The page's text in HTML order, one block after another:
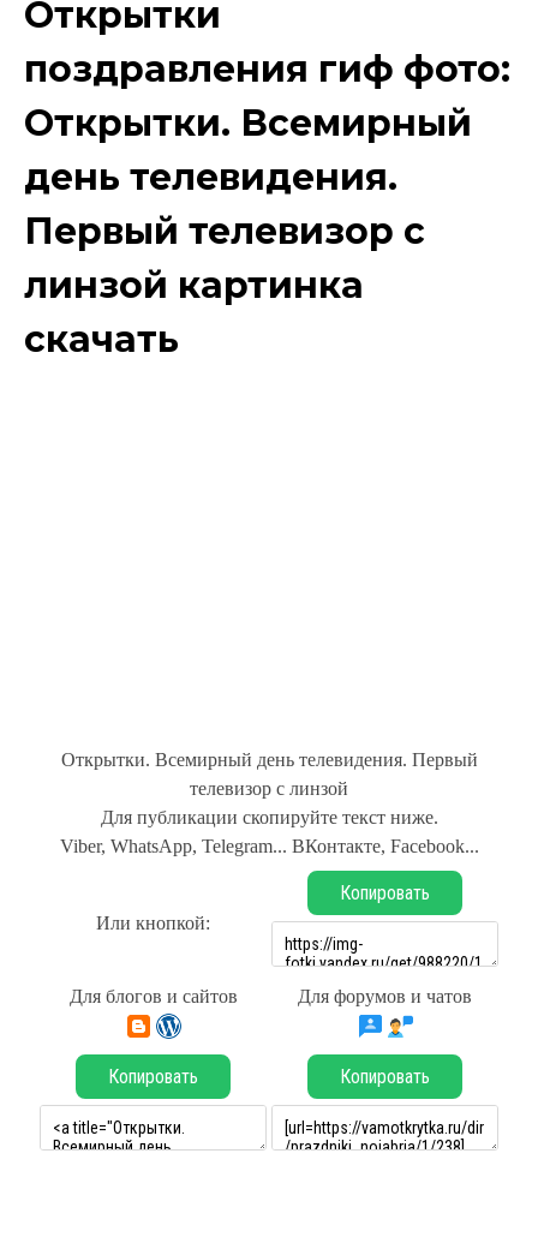
Открытки
поздравления гиф фото:
Открытки. Всемирный
день телевидения.
Первый телевизор с
линзой картинка
скачать
Открытки. Всемирный день телевидения. Первый
телевизор с линзой
Для публикации скопируйте текст ниже.
Viber, WhatsApp, Telegram... ВКонтакте, Facebook...
Или кнопкой:
Копировать
Для блогов и сайтов Для форумов и чатов
Копировать Копировать